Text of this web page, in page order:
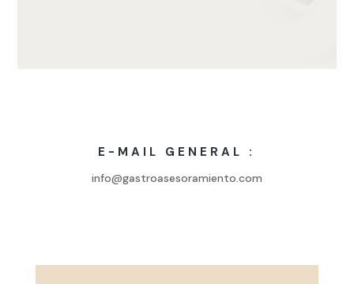
E-MAIL GENERAL :
info@gastroasesoramiento.com